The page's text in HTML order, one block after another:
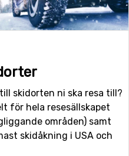
skidorten ni ska resa till?
för hela resesällskapet
områden) samt
skidåkning i USA och